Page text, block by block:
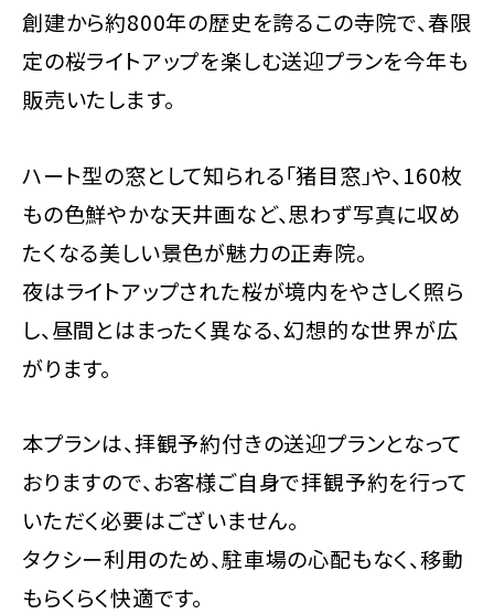
創建から約800年の歴史を誇るこの寺院で、春限
定の桜ライトアップを楽しむ送迎プランを今年も
販売いたします。
ハート型の窓として知られる「猪目窓」や、160枚
もの色鮮やかな天井画など、思わず写真に収め
たくなる美しい景色が魅力の正寿院。
夜はライトアップされた桜が境内をやさしく照ら
し、昼間とはまったく異なる、幻想的な世界が広
がります。
本プランは、拝観予約付きの送迎プランとなって
おりますので、お客様ご自身で拝観予約を行って
いただく必要はございません。
タクシー利用のため、駐車場の心配もなく、移動
もらくらく快適です。